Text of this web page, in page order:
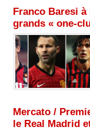
Franco Baresi
grands « one-
Mercato /
le Real Madrid